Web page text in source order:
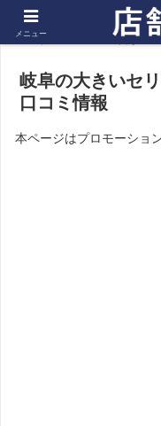
ホーム 東海
岐阜の大きいセ
口コミ情報
本ページはプロモーショ
メニュー